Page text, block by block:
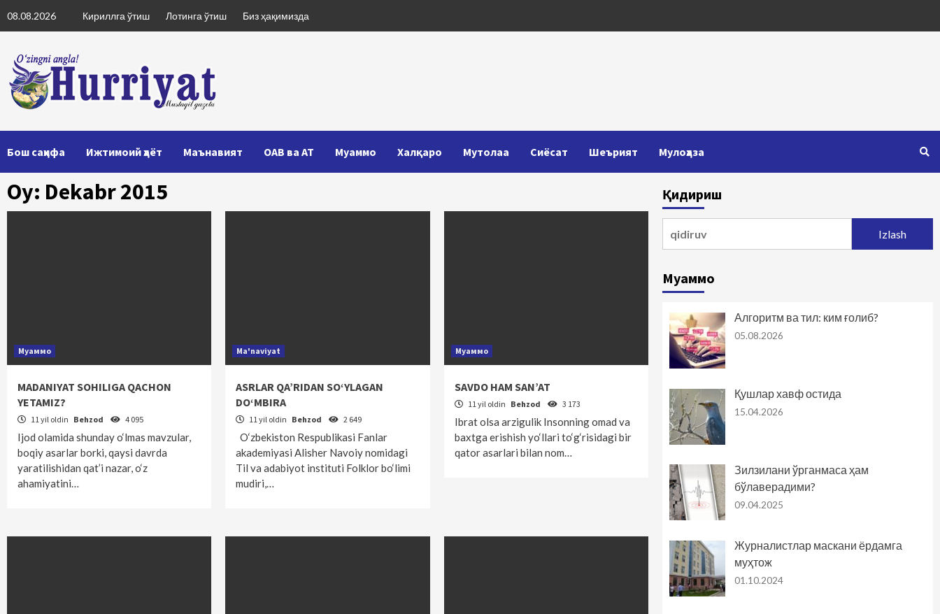
to
08.08.2026 Кириллга ўтиш Лотинга ўтиш Биз ҳақимизда
Бош саҳифа Ижтимоий ҳаёт Маънавият ОАВ ва АТ Муаммо Халқаро Мутолаа Сиёсат Шеърият Мулоҳаза
Oy: Dekabr 2015
Муаммо
MADANIYAT SOHILIGA QACHON
YETAMIZ?
11 yil oldin Behzod 4 095
Ijod olamida shunday o‘lmas mavzular,
boqiy asarlar borki, qaysi davrda
yaratilishidan qat’i nazar, o‘z
ahamiyatini…
Ma'naviyat
ASRLAR QA’RIDAN SO‘YLAGAN
DO‘MBIRA
11 yil oldin Behzod 2 649
O‘zbekiston Respublikasi Fanlar
akademiyasi Alisher Navoiy nomidagi
Til va adabiyot instituti Folklor bo‘limi
mudiri,…
Муаммо
SAVDO HAM SAN’AT
11 yil oldin Behzod 3 173
Ibrat olsa arzigulik Insonning omad va
baxtga erishish yo‘llari to‘g‘risidagi bir
qator asarlari bilan nom…
Қидириш
Муаммо
Алгоритм ва тил: ким ғолиб?
05.08.2026
Қушлар хавф остида
15.04.2026
Зилзилани ўрганмаса ҳам
бўлаверадими?
09.04.2025
Журналистлар маскани ёрдамга
муҳтож
01.10.2024